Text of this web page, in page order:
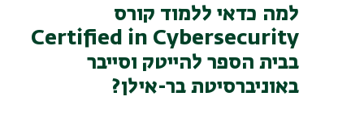
למה כדאי ללמוד קורס
Certified in Cybersecurity
בבית הספר להייטק וסייבר
באוניברסיטת בר-אילן?